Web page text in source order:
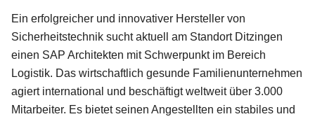
Ein erfolgreicher und innovativer Hersteller von
Sicherheitstechnik sucht aktuell am Standort Ditzingen
einen SAP Architekten mit Schwerpunkt im Bereich
Logistik. Das wirtschaftlich gesunde Familienunternehmen
agiert international und beschäftigt weltweit über 3.000
Mitarbeiter. Es bietet seinen Angestellten ein stabiles und